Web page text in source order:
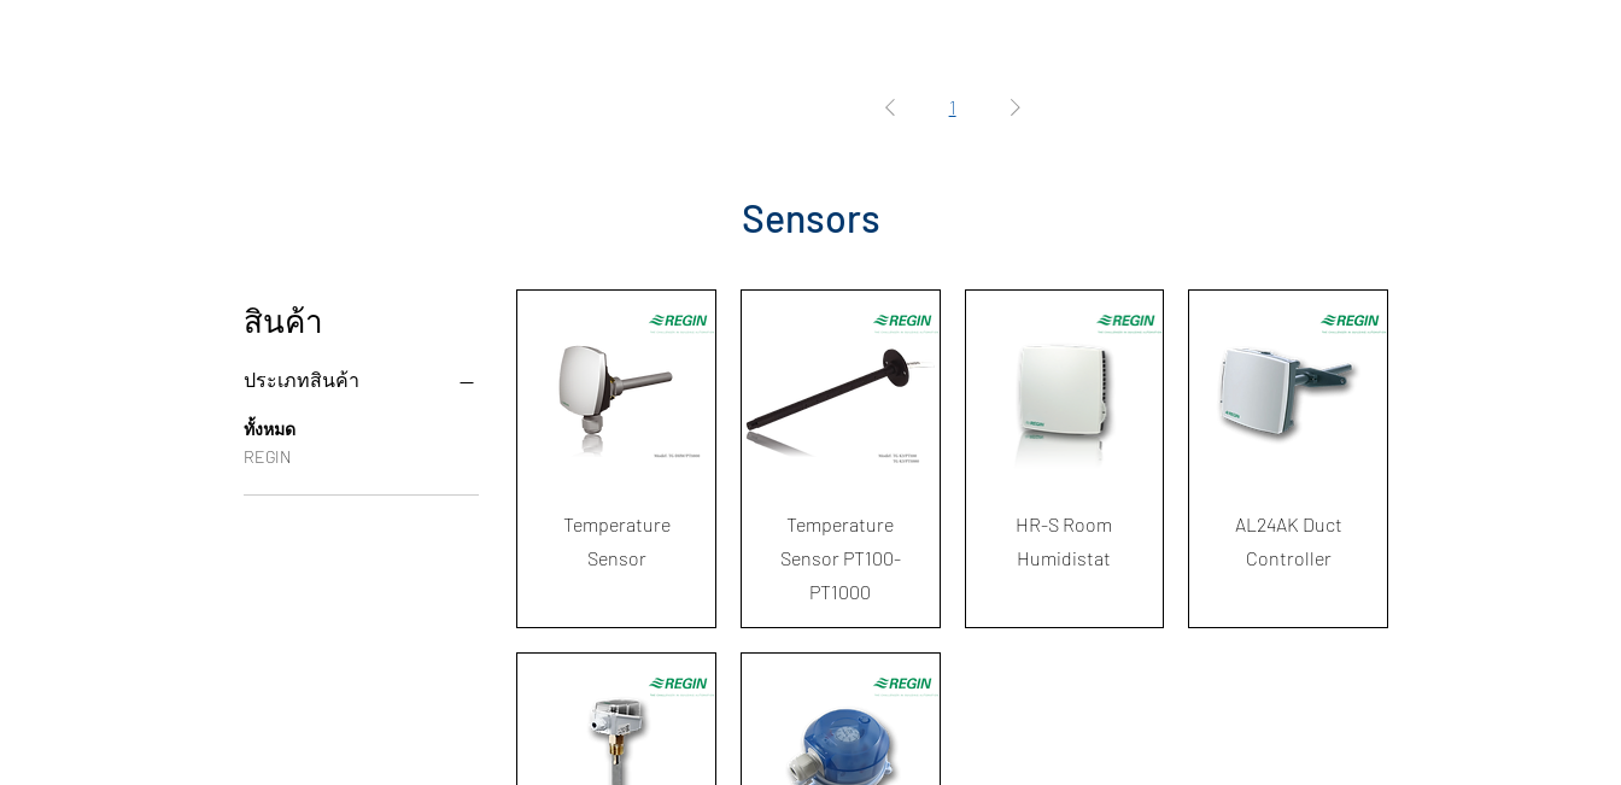
1
Sensors
สินค้า
ประเภทสินค้า
ทั้งหมด
REGIN
ดูข้อมูลด่วน
Temperature
Sensor
ดูข้อมูลด่วน
Temperature
Sensor PT100-
PT1000
ดูข้อมูลด่วน
HR-S Room
Humidistat
ดูข้อมูลด่วน
AL24AK Duct
Controller